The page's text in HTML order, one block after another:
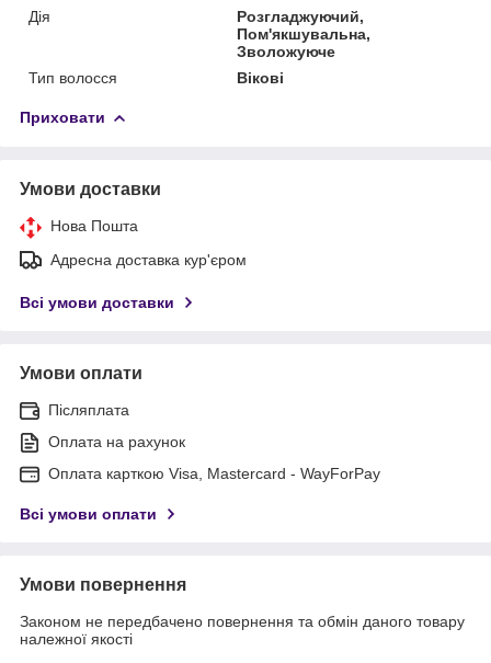
Дія
Розгладжуючий,
Пом'якшувальна,
Зволожуюче
Тип волосся
Вікові
Приховати
Умови доставки
Нова Пошта
Адресна доставка кур'єром
Всі умови доставки
Умови оплати
Післяплата
Оплата на рахунок
Оплата карткою Visa, Mastercard - WayForPay
Всі умови оплати
Умови повернення
Законом не передбачено повернення та обмін даного товару
належної якості